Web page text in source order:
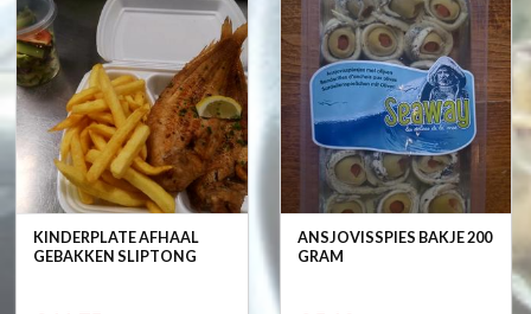
KINDERPLATE AFHAAL
GEBAKKEN SLIPTONG
ANSJOVISSPIES BAKJE 200
GRAM